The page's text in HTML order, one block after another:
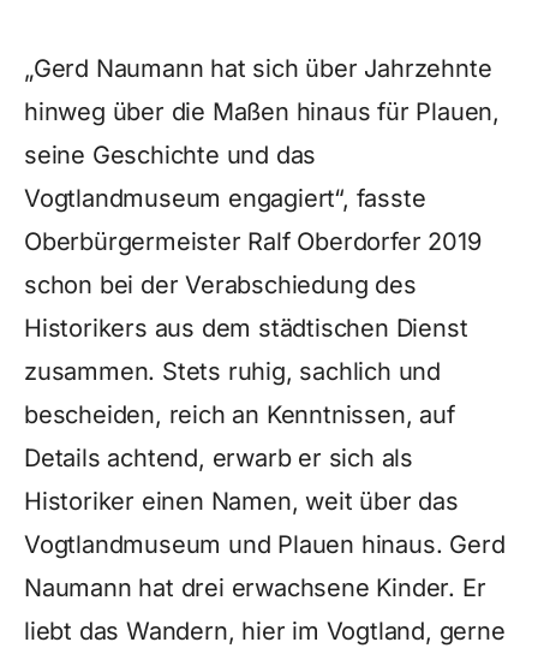
„Gerd Naumann hat sich über Jahrzehnte
hinweg über die Maßen hinaus für Plauen,
seine Geschichte und das
Vogtlandmuseum engagiert“, fasste
Oberbürgermeister Ralf Oberdorfer 2019
schon bei der Verabschiedung des
Historikers aus dem städtischen Dienst
zusammen. Stets ruhig, sachlich und
bescheiden, reich an Kenntnissen, auf
Details achtend, erwarb er sich als
Historiker einen Namen, weit über das
Vogtlandmuseum und Plauen hinaus. Gerd
Naumann hat drei erwachsene Kinder. Er
liebt das Wandern, hier im Vogtland, gerne